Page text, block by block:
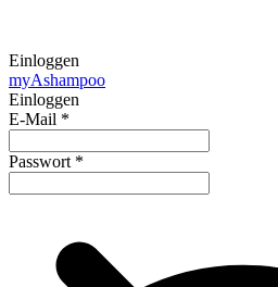
Einloggen
myAshampoo
Einloggen
E-Mail *
Passwort *